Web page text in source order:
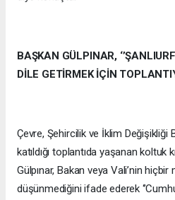
BAŞKAN GÜLPINAR,
DİLE GETİRMEK İÇİN
Çevre, Şehircilik ve İklim Değişikliği
katıldığı toplantıda yaşanan
Gülpınar, Bakan veya Vali’nin
düşünmediğini ifade ederek